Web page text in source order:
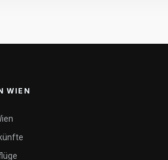
WIEN